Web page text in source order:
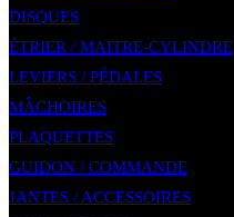
DISQUES
ÉTRIER / MAITRE-CYLINDRE
LEVIERS / PÉDALES
MÂCHOIRES
PLAQUETTES
GUIDON / COMMANDE
JANTES / ACCESSOIRES